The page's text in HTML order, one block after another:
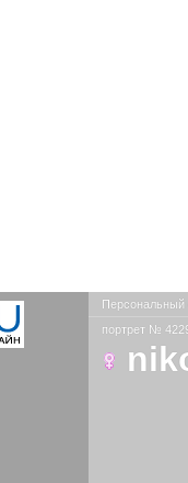
Персональный
портрет №